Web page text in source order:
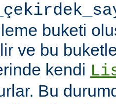
buketi
ve bu
kendi
Bu